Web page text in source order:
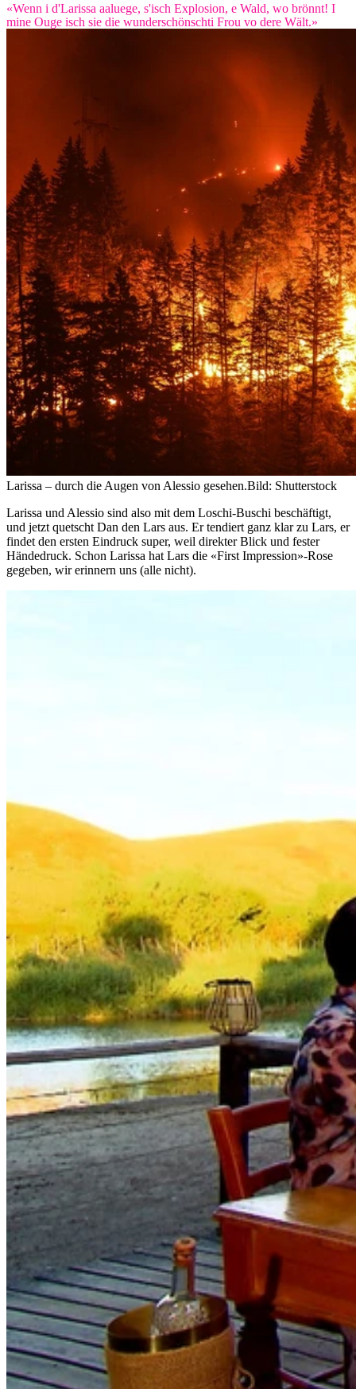
«Wenn i d'Larissa aaluege, s'isch Explosion, e Wald, wo brönnt! I
mine Ouge isch sie die wunderschönschti Frou vo dere Wält.»
Larissa – durch die Augen von Alessio gesehen.Bild: Shutterstock
Larissa und Alessio sind also mit dem Loschi-Buschi beschäftigt,
und jetzt quetscht Dan den Lars aus. Er tendiert ganz klar zu Lars, er
findet den ersten Eindruck super, weil direkter Blick und fester
Händedruck. Schon Larissa hat Lars die «First Impression»-Rose
gegeben, wir erinnern uns (alle nicht).